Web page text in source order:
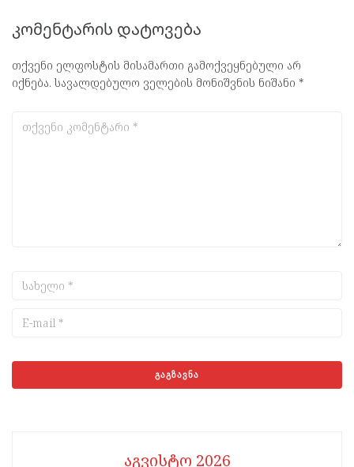
კომენტარის დატოვება
თქვენი ელფოსტის მისამართი გამოქვეყნებული არ
იქნება. სავალდებულო ველების მონიშვნის ნიშანი *
აგვისტო 2026